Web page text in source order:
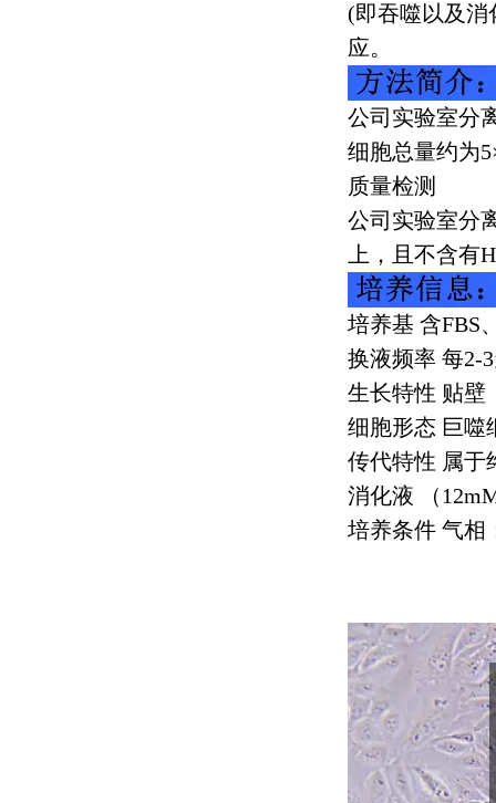
(即吞噬以及消
应。
公司实验室分
细胞总量约为5
质量检测
公司实验室分
上，且不含有
培养基 含FBS
换液频率 每2-3
生长特性 贴壁
细胞形态 巨噬
传代特性 属于
消化液 （
培养条件 气相